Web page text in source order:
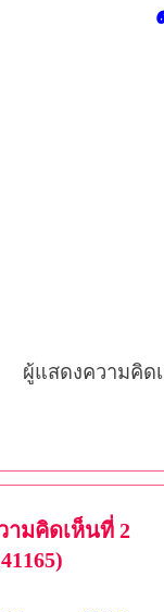
ผู้แสดงความคิด
ามคิดเห็นที่ 2